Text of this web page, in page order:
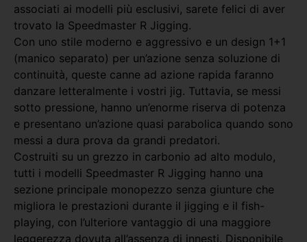
associati ai modelli più esclusivi, sarete felici di aver
trovato la Speedmaster R Jigging.
Con uno stile moderno e aggressivo e un design 1+1
(manico separato) per un’azione senza soluzione di
continuità, queste canne ad azione rapida faranno
danzare letteralmente i vostri jig. Tuttavia, se messi
sotto pressione, hanno un’enorme riserva di potenza
e presentano un’azione quasi parabolica quando sono
messi a dura prova da grandi predatori.
Costruiti su un grezzo in carbonio ad alto modulo,
tutti i modelli Speedmaster R Jigging hanno una
sezione principale monopezzo senza giunture che
migliora le prestazioni durante il jigging e il fish-
playing, con l’ulteriore vantaggio di una maggiore
leggerezza dovuta all’assenza di innesti. Disponibile